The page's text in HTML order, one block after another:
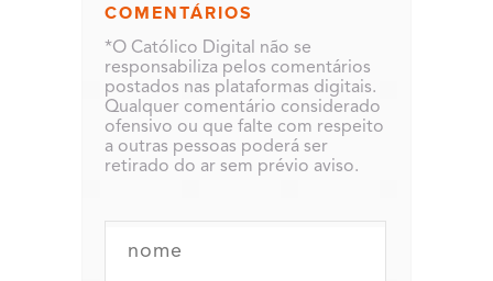
COMENTÁRIOS
*O Católico Digital não se
responsabiliza pelos comentários
postados nas plataformas digitais.
Qualquer comentário considerado
ofensivo ou que falte com respeito
a outras pessoas poderá ser
retirado do ar sem prévio aviso.